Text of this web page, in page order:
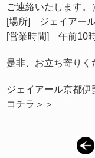
ご連絡いたします。
[場所] ジェイアー
[営業時間] 午前10
是非、お立ち寄りく
ジェイアール京都
コチラ＞＞